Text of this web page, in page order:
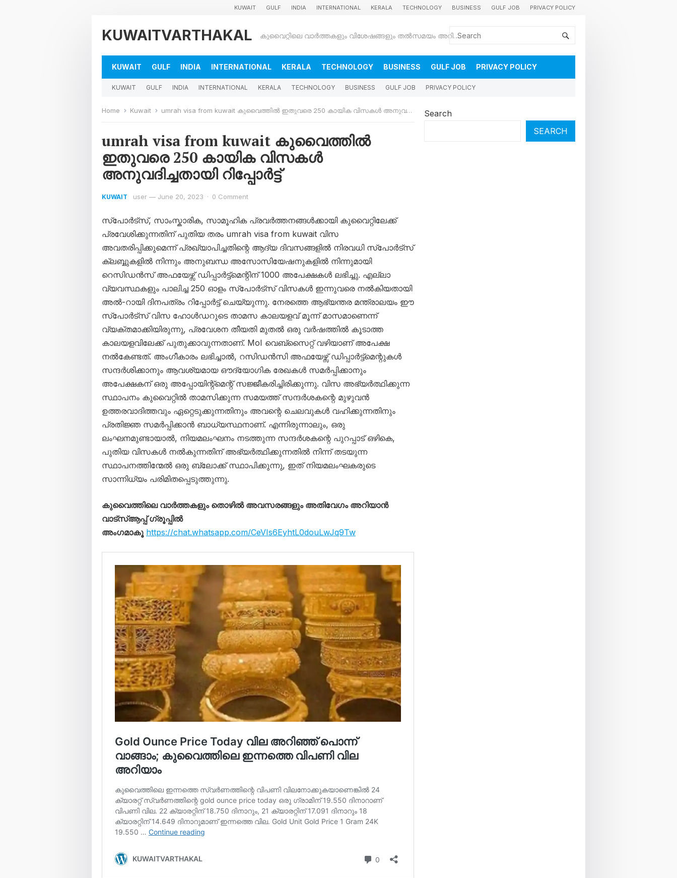
KUWAIT GULF INDIA INTERNATIONAL KERALA TECHNOLOGY BUSINESS GULF JOB PRIVACY POLICY
KUWAITVARTHAKAL കുവൈറ്റിലെ വാർത്തകളും വിശേഷങ്ങളും തൽസമയം അറിയാൻ
KUWAIT GULF INDIA INTERNATIONAL KERALA TECHNOLOGY BUSINESS GULF JOB PRIVACY POLICY
KUWAIT GULF INDIA INTERNATIONAL KERALA TECHNOLOGY BUSINESS GULF JOB PRIVACY POLICY
Home Kuwait umrah visa from kuwait കുവൈത്തിൽ ഇതുവരെ 250 കായിക വിസകൾ അനുവദിച്ചതായി റിപ്പോർട്ട്
umrah visa from kuwait കുവൈത്തിൽ
ഇതുവരെ 250 കായിക വിസകൾ
അനുവദിച്ചതായി റിപ്പോർട്ട്
KUWAIT user — June 20, 2023 · 0 Comment
സ്പോർട്സ്, സാംസ്കാരിക, സാമൂഹിക പ്രവർത്തനങ്ങൾക്കായി കുവൈറ്റിലേക്ക്
പ്രവേശിക്കുന്നതിന് പുതിയ തരം umrah visa from kuwait വിസ
അവതരിപ്പിക്കുമെന്ന് പ്രഖ്യാപിച്ചതിന്റെ ആദ്യ ദിവസങ്ങളിൽ നിരവധി സ്പോർട്സ്
ക്ലബ്ബുകളിൽ നിന്നും അനുബന്ധ അസോസിയേഷനുകളിൽ നിന്നുമായി
റെസിഡൻസ് അഫയേഴ്സ് ഡിപ്പാർട്ട്മെന്റിന് 1000 അപേക്ഷകൾ ലഭിച്ചു. എല്ലാ
വ്യവസ്ഥകളും പാലിച്ച 250 ഓളം സ്പോർട്സ് വിസകൾ ഇന്നുവരെ നൽകിയതായി
അൽ-റായി ദിനപത്രം റിപ്പോർട്ട് ചെയ്യുന്നു. നേരത്തെ ആഭ്യന്തര മന്ത്രാലയം ഈ
സ്‌പോർട്‌സ് വിസ ഹോൾഡറുടെ താമസ കാലയളവ് മൂന്ന് മാസമാണെന്ന്
വ്യക്തമാക്കിയിരുന്നു, പ്രവേശന തീയതി മുതൽ ഒരു വർഷത്തിൽ കൂടാത്ത
കാലയളവിലേക്ക് പുതുക്കാവുന്നതാണ്. MoI വെബ്സൈറ്റ് വഴിയാണ് അപേക്ഷ
നൽകേണ്ടത്. അംഗീകാരം ലഭിച്ചാൽ, റസിഡൻസി അഫയേഴ്സ് ഡിപ്പാർട്ട്മെന്റുകൾ
സന്ദർശിക്കാനും ആവശ്യമായ ഔദ്യോഗിക രേഖകൾ സമർപ്പിക്കാനും
അപേക്ഷകന് ഒരു അപ്പോയിന്റ്മെന്റ് സജ്ജീകരിച്ചിരിക്കുന്നു. വിസ അഭ്യർത്ഥിക്കുന്ന
സ്ഥാപനം കുവൈറ്റിൽ താമസിക്കുന്ന സമയത്ത് സന്ദർശകന്റെ മുഴുവൻ
ഉത്തരവാദിത്തവും ഏറ്റെടുക്കുന്നതിനും അവന്റെ ചെലവുകൾ വഹിക്കുന്നതിനും
പ്രതിജ്ഞ സമർപ്പിക്കാൻ ബാധ്യസ്ഥനാണ്. എന്നിരുന്നാലും, ഒരു
ലംഘനമുണ്ടായാൽ, നിയമലംഘനം നടത്തുന്ന സന്ദർശകന്റെ പുറപ്പാട് ഒഴികെ,
പുതിയ വിസകൾ നൽകുന്നതിന് അഭ്യർത്ഥിക്കുന്നതിൽ നിന്ന് തടയുന്ന
സ്ഥാപനത്തിന്മേൽ ഒരു ബ്ലോക്ക് സ്ഥാപിക്കുന്നു, ഇത് നിയമലംഘകരുടെ
സാന്നിധ്യം പരിമിതപ്പെടുത്തുന്നു.
കുവൈത്തിലെ വാർത്തകളും തൊഴിൽ അവസരങ്ങളും അതിവേഗം അറിയാൻ
വാട്സ്ആപ്പ് ഗ്രൂപ്പിൽ
അംഗമാകൂ https://chat.whatsapp.com/CeVIs6EyhtL0douLwJq9Tw
Search
SEARCH